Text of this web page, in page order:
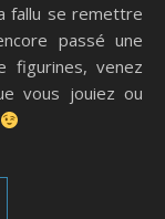
fallu se remettre
passé une
figurines, venez
vous jouiez ou